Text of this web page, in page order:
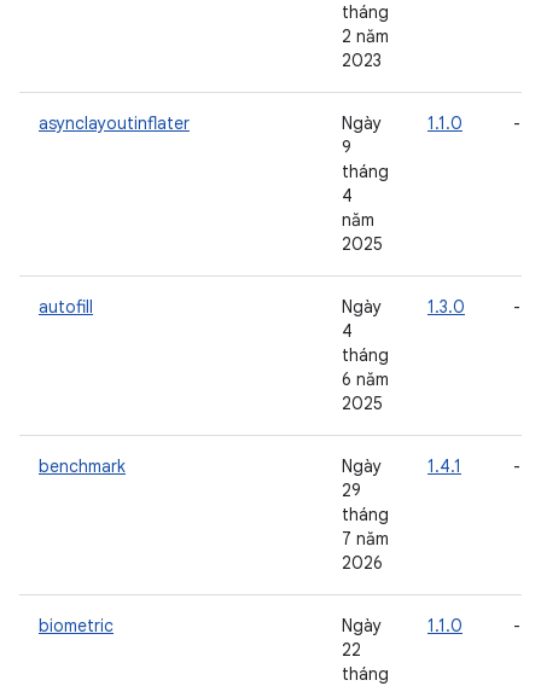
tháng
2 năm
2023
asynclayoutinflater
Ngày
9
tháng
4
năm
2025
1.1.0 -
autofill
Ngày
4
tháng
6 năm
2025
1.3.0 -
benchmark
Ngày
29
tháng
7 năm
2026
1.4.1 -
biometric
Ngày
22
tháng
1.1.0 -